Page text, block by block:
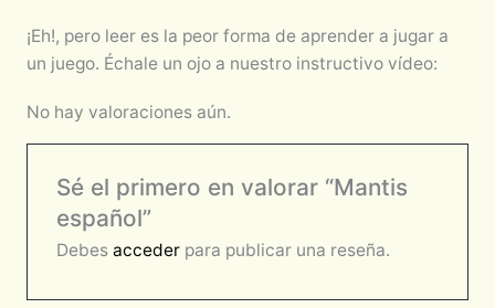
¡Eh!, pero leer es la peor forma de aprender a jugar a
un juego. Échale un ojo a nuestro instructivo vídeo:
No hay valoraciones aún.
Sé el primero en valorar “Mantis
español”
Debes accederpara publicar una reseña.